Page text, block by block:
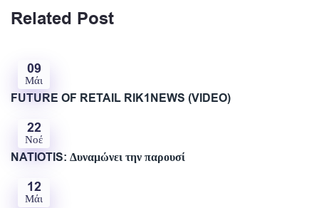
Related Post
09
Μάι
FUTURE OF RETAIL RIK1NEWS (VIDEO)
22
Νοέ
NATIOTIS: Δυναμώνει την παρουσί
12
Μάι